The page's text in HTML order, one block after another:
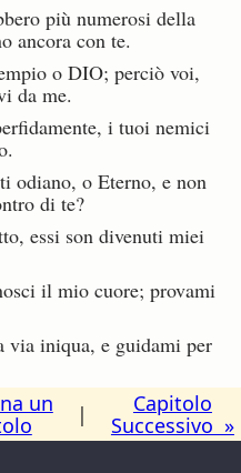
più numerosi della
ancora con te.
o DIO; perciò voi,
da me.
i tuoi nemici
odiano, o Eterno, e non
di te?
essi son divenuti miei
il mio cuore; provami
via iniqua, e guidami per
un
|
Capitolo
Successivo »